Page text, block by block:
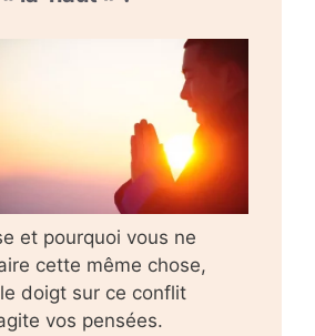
et pourquoi vous ne
cette même chose,
doigt sur ce conflit
vos pensées.